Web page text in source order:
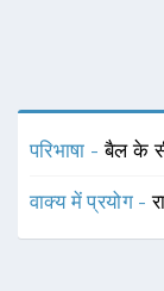
परिभाषा -बैल के
वाक्य में प्रयोग -